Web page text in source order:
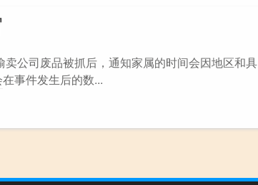
公司废品被抓后，通知家属的时间会因地区和具
事件发生后的数...